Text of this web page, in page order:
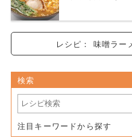
検索
注目キーワードから探す